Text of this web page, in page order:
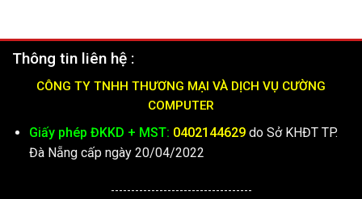
Thông tin liên hệ :
CÔNG TY TNHH THƯƠNG MẠI VÀ DỊCH VỤ CƯỜNG
COMPUTER
Giấy phép ĐKKD + MST: 0402144629do Sở KHĐT TP.
Đà Nẵng cấp ngày 20/04/2022
-----------------------------------